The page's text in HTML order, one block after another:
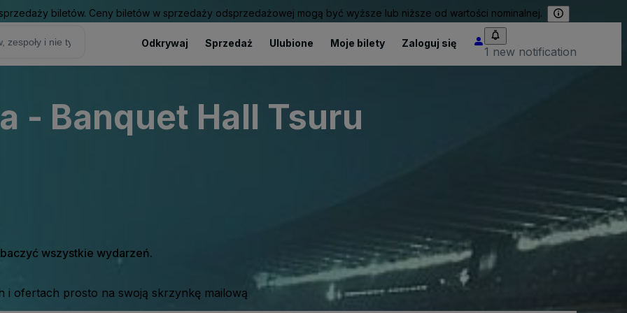
biletów. Ceny biletów w sprzedaży odsprzedażowej mogą być wyższe lub niższe od wartości nominalnej.
Odkrywaj Sprzedaż Ulubione Moje bilety Zaloguj się
1 new notification
- Banquet Hall Tsuru
wszystkie wydarzeń.
ofertach prosto na swoją skrzynkę mailową